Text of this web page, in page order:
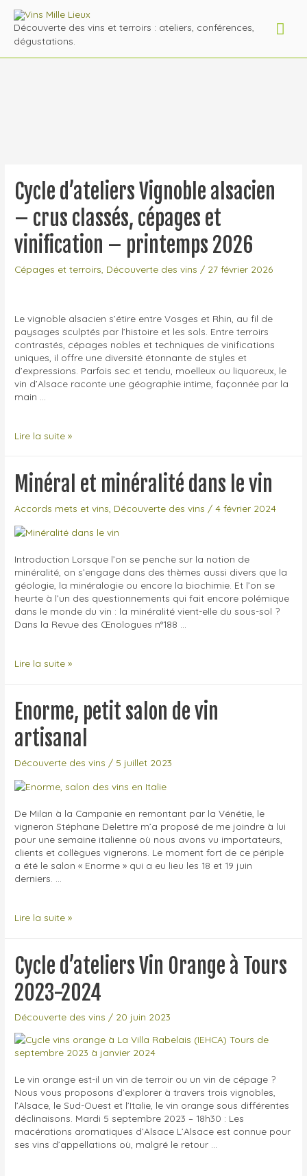
Découverte des vins et terroirs : ateliers, conférences,
dégustations.
Cycle d’ateliers Vignoble alsacien
– crus classés, cépages et
vinification – printemps 2026
Cépages et terroirs Découverte des vins / 27 février 2026
Le vignoble alsacien s’étire entre Vosges et Rhin, au fil de
paysages sculptés par l’histoire et les sols. Entre terroirs
contrastés, cépages nobles et techniques de vinifications
uniques, il offre une diversité étonnante de styles et
d’expressions. Parfois sec et tendu, moelleux ou liquoreux, le
vin d’Alsace raconte une géographie intime, façonnée par la
main …
Cycle
alsacien
classés,
cépages
et
–
printemps
2026
Lire la suite »
Minéral et minéralité dans le vin
Accords mets et vins Découverte des vins /4 février 2024
Introduction Lorsque l’on se penche sur la notion de
minéralité, on s’engage dans des thèmes aussi divers que la
géologie, la minéralogie ou encore la biochimie. Et l’on se
heurte à l’un des questionnements qui fait encore polémique
dans le monde du vin : la minéralité vient-elle du sous-sol ?
Dans la Revue des Œnologues n°188 …
Minéral
dans
le
Lire la suite »
Enorme, petit salon de vin
artisanal
Découverte des vins / 5 juillet 2023
De Milan à la Campanie en remontant par la Vénétie, le
vigneron Stéphane Delettre m’a proposé de me joindre à lui
pour une semaine italienne où nous avons vu importateurs,
clients et collègues vignerons. Le moment fort de ce périple
a été le salon « Enorme » qui a eu lieu les 18 et 19 juin
derniers. …
Enorme,
de
vin
artisanal
Lire la suite »
Cycle d’ateliers Vin Orange à Tours
2023-2024
Découverte des vins / 20 juin 2023
Le vin orange est-il un vin de terroir ou un vin de cépage ?
Nous vous proposons d’explorer à travers trois vignobles,
l’Alsace, le Sud-Ouest et l’Italie, le vin orange sous différentes
déclinaisons. Mardi 5 septembre 2023 – 18h30 : Les
macérations aromatiques d’Alsace L’Alsace est connue pour
ses vins d’appellations où, malgré le retour …